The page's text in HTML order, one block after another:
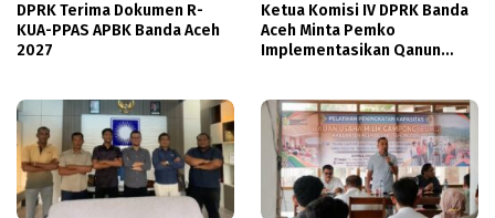
DPRK Terima Dokumen R-
KUA-PPAS APBK Banda Aceh
2027
Ketua Komisi IV DPRK Banda
Aceh Minta Pemko
Implementasikan Qanun